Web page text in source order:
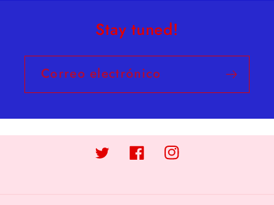
Stay tuned!
Correo electrónico
TwitterFacebookInstagram